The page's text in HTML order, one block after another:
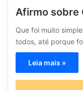
Afirmo sobre
Que foi muito
todos, até porque
Leia mais »